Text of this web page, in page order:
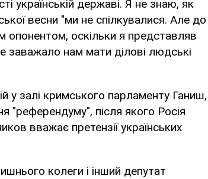
українській державі. Я не знаю, як
весни "ми не спілкувалися. Але до
опонентом, оскільки я представляв
заважало нам мати ділові людські
у залі кримського парламенту Ганиш,
"референдуму", після якого Росія
вважає претензії українських
колеги і інший депутат